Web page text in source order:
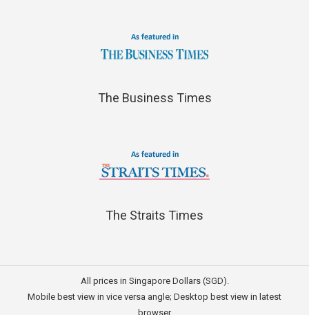
The Business Times
The Straits Times
All prices in Singapore Dollars (SGD).
Mobile best view in vice versa angle; Desktop best view in latest
browser